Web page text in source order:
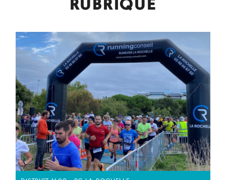
RUBRIQUE